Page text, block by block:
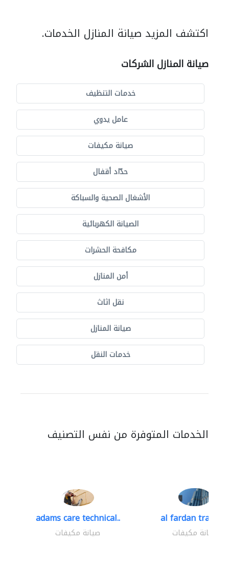
اكتشف المزيد صيانة المنازل الخدمات.
صيانة المنازل الشركات
خدمات التنظيف
عامل يدوي
صيانة مكيفات
حدّاد أقفال
الأشغال الصحية والسباكة
الصيانة الكهربائية
مكافحة الحشرات
أمن المنازل
نقل اثاث
صيانة المنازل
خدمات النقل
الخدمات المتوفرة من نفس التصنيف
adams care technical..
صيانة مكيفات
al fardan trading..
صيانة مكيفات